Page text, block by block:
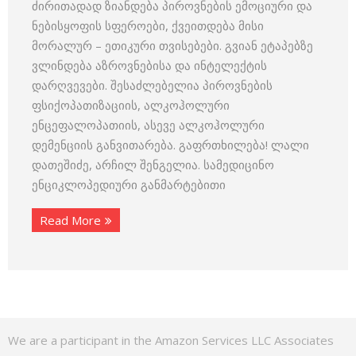
ძირითადად ზიანდება პიროვნების ემოციური და
ნებისყოფის სფეროები, ქვეითდება მისი
მორალურ – ეთიკური თვისებები. გვიან ეტაპებზე
ვლინდება აზროვნებისა და ინტელექტის
დარღვევები. შესაძლებელია პიროვნების
ფსიქოპათიზაციის, ალკოჰოლური
ენცეფალოპათიის, ასევე ალკოჰოლური
დემენციის განვითარება. გაფრთხილება! ლალი
დათეშიძე, არჩილ შენგელია. სამედიცინო
ენციკლოპედიური განმარტებითი
Read More
We are a participant in the Amazon Services LLC Associates